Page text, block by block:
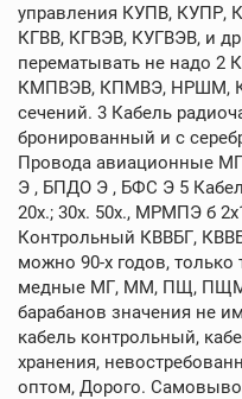
управления КУПВ,
КГВВ, КГВЭВ, КУГВЭВ, и
перематывать не надо
КМПВЭВ, КПМВЭ, НРШМ,
сечений. 3 Кабель
бронированный и с
Провода авиационные
Э , БПДО Э , БФС Э 5
20х.; 30х. 50х., МРМПЭ б
Контрольный КВВБГ,
можно 90-х годов,
медные МГ, ММ, ПЩ,
барабанов значения не
кабель контрольный,
хранения,
оптом, Дорого.